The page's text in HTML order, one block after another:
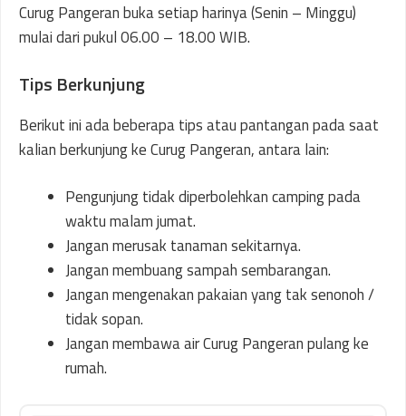
Curug Pangeran buka setiap harinya (Senin – Minggu)
mulai dari pukul 06.00 – 18.00 WIB.
Tips Berkunjung
Berikut ini ada beberapa tips atau pantangan pada saat
kalian berkunjung ke Curug Pangeran, antara lain:
Pengunjung tidak diperbolehkan camping pada
waktu malam jumat.
Jangan merusak tanaman sekitarnya.
Jangan membuang sampah sembarangan.
Jangan mengenakan pakaian yang tak senonoh /
tidak sopan.
Jangan membawa air Curug Pangeran pulang ke
rumah.